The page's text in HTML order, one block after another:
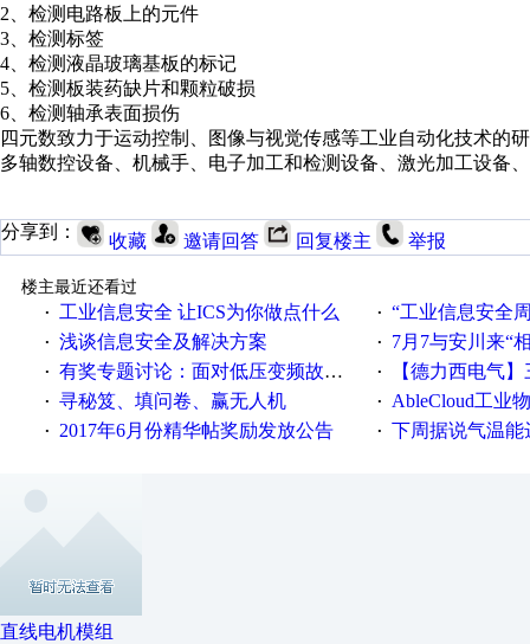
2、检测电路板上的元件
3、检测标签
4、检测液晶玻璃基板的标记
5、检测板装药缺片和颗粒破损
6、检测轴承表面损伤
四元数致力于运动控制、图像与视觉传感等工业自动化技术的
多轴数控设备、机械手、电子加工和检测设备、激光加工设备
分享到： 收藏 邀请回答 回复楼主 举报
楼主最近还看过
·
工业信息安全 让ICS为你做点什么 · “工业信息安全周之我见”
· 浅谈信息安全及解决方案 · 7月7与安川来“
· 有奖专题讨论：面对低压变频故障，老手是这样解决的！ · 【德力西电气】三
· 寻秘笈、填问卷、赢无人机 · AbleCloud工业物联
· 2017年6月份精华帖奖励发放公告 · 下周据说气温能
直线电机模组